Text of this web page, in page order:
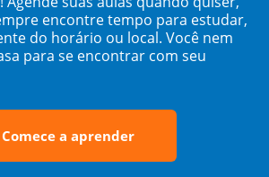
encontre tempo para estudar,
do horário ou local. Você nem
para se encontrar com seu
Comece a aprender